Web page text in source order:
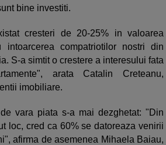
bine investiti.
cresteri de 20-25% in valoarea
intoarcerea compatriotilor nostri din
S-a simtit o crestere a interesului fata
arata Catalin Creteanu,
imobiliare.
vara piata s-a mai dezghetat: "Din
loc, cred ca 60% se datoreaza venirii
afirma de asemenea Mihaela Baiau,